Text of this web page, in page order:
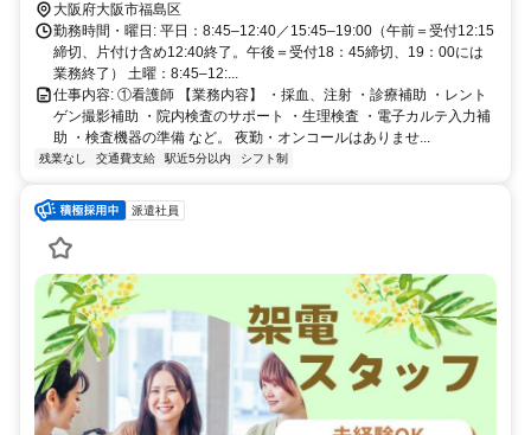
大阪府大阪市福島区
勤務時間・曜日: 平日：8:45–12:40／15:45–19:00（午前＝受付12:15
締切、片付け含め12:40終了。午後＝受付18：45締切、19：00には
業務終了） 土曜：8:45–12:...
仕事内容: ①看護師 【業務内容】 ・採血、注射 ・診療補助 ・レント
ゲン撮影補助 ・院内検査のサポート ・生理検査 ・電子カルテ入力補
助 ・検査機器の準備 など。 夜勤・オンコールはありませ...
残業なし 交通費支給 駅近5分以内 シフト制
派遣社員